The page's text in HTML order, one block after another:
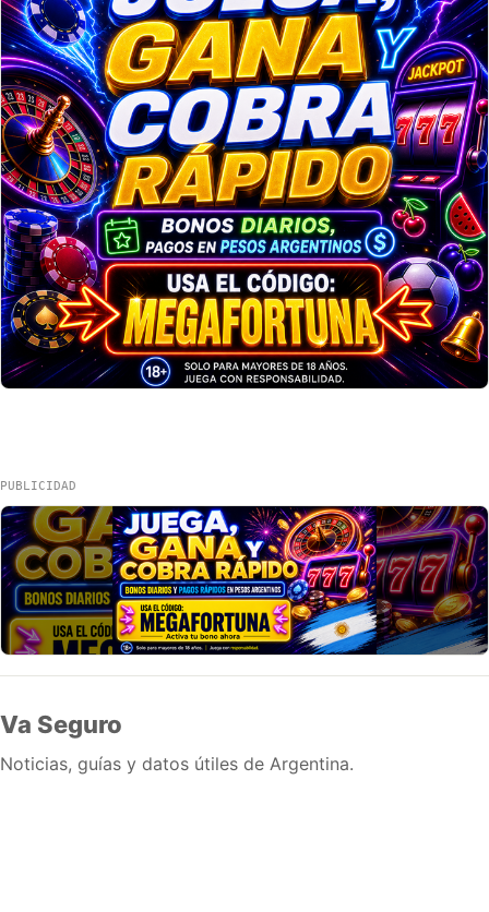
PUBLICIDAD
Va Seguro
Noticias, guías y datos útiles de Argentina.